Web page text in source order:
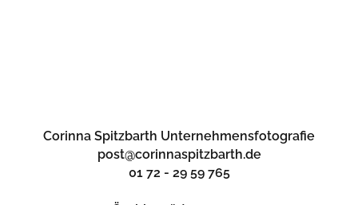
Corinna Spitzbarth Unternehmensfotografie
post@corinnaspitzbarth.de
01 72 - 29 59 765